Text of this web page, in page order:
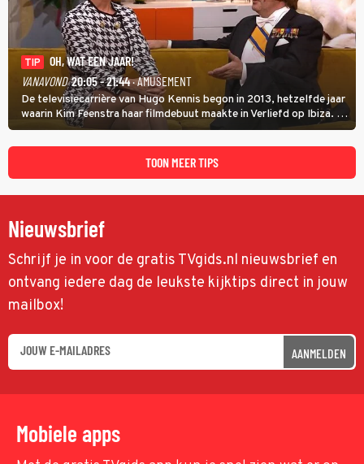
TIP
OH, WAT EEN JAAR!
VANAVOND 20:05 - 21:44· AMUSEMENT
De televisiecarrière van Hugo Kennis begon in 2013, hetzelfde jaar
waarin Kim Feenstra haar filmdebuut maakte in Verliefd op Ibiza. In
Oh, Wat een Jaar! wordt duidelijk wat ze nog meer weten van het
jaar waarin ze allebei eindtwintigers waren.
TOON MEER TIPS
Nieuwsbrief
Schrijf je in voor de gratis TVgids.nl nieuwsbrief en
ontvang iedere dag de leukste kijktips direct in jouw
mailbox!
AANMELDEN
Mobiele apps